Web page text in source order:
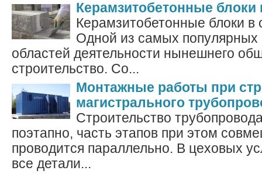
Керамзитобетонные блоки
Керамзитобетонные блоки в
Одной из самых
областей деятельности нынешнего
строительство. Со...
Монтажные работы при
магистрального
Строительство
поэтапно, часть этапов при этом
проводится параллельно. В цеховых
все детали...